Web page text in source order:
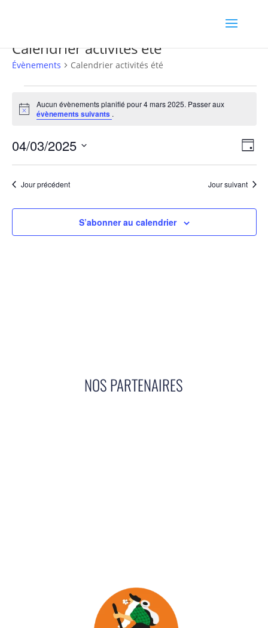
Calendrier activités été
Évènements Calendrier activités été
Évènements
for
mars
2025
Notice
Aucun évènements planifié pour 4 mars 2025. Passer aux
évènements suivants .
par
de
vues
Jour
04/03/2025
date.Jour précédent Jour suivant
S’abonner au calendrier
NOS PARTENAIRES